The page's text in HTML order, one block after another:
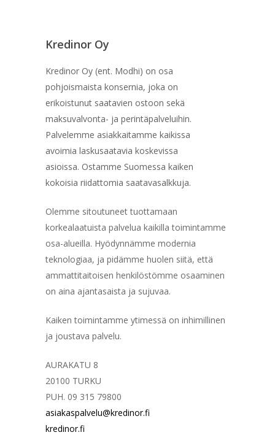
Kredinor Oy
Kredinor Oy (ent. Modhi) on osa
pohjoismaista konsernia, joka on
erikoistunut saatavien ostoon sekä
maksuvalvonta- ja perintäpalveluihin.
Palvelemme asiakkaitamme kaikissa
avoimia laskusaatavia koskevissa
asioissa. Ostamme Suomessa kaiken
kokoisia riidattomia saatavasalkkuja.
Olemme sitoutuneet tuottamaan
korkealaatuista palvelua kaikilla toimintamme
osa-alueilla. Hyödynnämme modernia
teknologiaa, ja pidämme huolen siitä, että
ammattitaitoisen henkilöstömme osaaminen
on aina ajantasaista ja sujuvaa.
Kaiken toimintamme ytimessä on inhimillinen
ja joustava palvelu.
AURAKATU 8
20100 TURKU
PUH. 09 315 79800
asiakaspalvelu@kredinor.fi
kredinor.fi